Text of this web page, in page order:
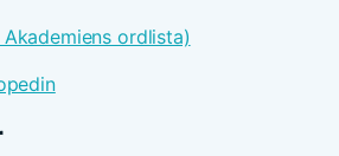
Akademiens ordlista)